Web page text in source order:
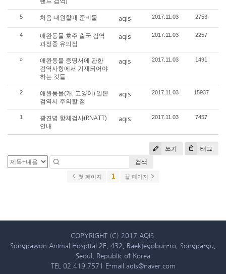
5 처음 내원할때 준비물 aqis 2017.11.03 2753
4
애완동물 호주 출국 검역
과정중 유의점
aqis 2017.11.03 2257
»
애완동물 증명서에 관한
검역사항에서 기재되어야
하는 것들
aqis 2017.11.03 1491
2
애완동물(개, 고양이) 일본
검역시 주의할 점
aqis 2017.11.03 15937
1
광견병 항체검사(RNATT)
안내
aqis 2017.11.03 7457
쓰기
태그
검색
첫 페이지 1 끝 페이지
COPYRIGHT (C) 2017 AQIS.
Songpawon Animal Hospital 2F, 432, Baekjegobun-ro, Songpa-gu,
Seoul, Republic of Korea
TEL 02.419.7571 E-mail aqis@naver.com